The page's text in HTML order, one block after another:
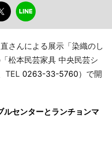
さんによる展示「染織のし
松本民芸家具 中央民芸シ
TEL 0263-33-5760）で開
ルセンターとランチョンマ